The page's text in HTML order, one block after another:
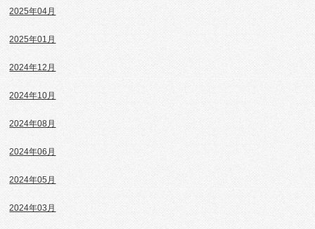
2025年04月
2025年01月
2024年12月
2024年10月
2024年08月
2024年06月
2024年05月
2024年03月